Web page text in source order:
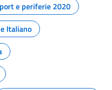
e periferie 2020
Italiano